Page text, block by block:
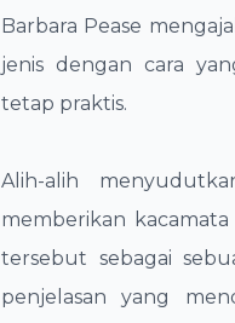
Barbara Pease
jenis dengan cara
tetap praktis.
​Alih-alih
memberikan
tersebut sebagai
penjelasan yang